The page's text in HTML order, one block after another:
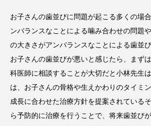
お子さんの歯並びに問題が起こる多くの場
ンバランスなことによる噛み合わせの問題
の大きさがアンバランスなことによる歯並
お子さんの歯並びが悪いと感じたら、まず
科医師に相談することが大切だと小林先生
は、お子さんの骨格や生えかわりのタイミ
成長に合わせた治療方針を提案されている
ら予防的に治療を行うことで、将来歯並び